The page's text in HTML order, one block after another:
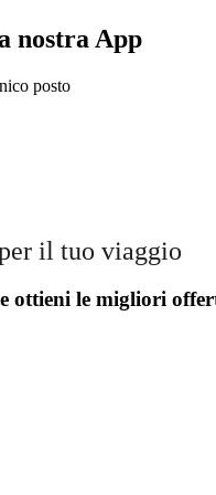
nostra App
posto
il tuo viaggio
ottieni le migliori